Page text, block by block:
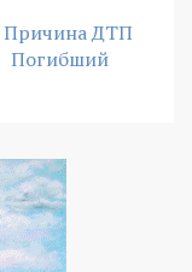
Причина ДТП
Погибший